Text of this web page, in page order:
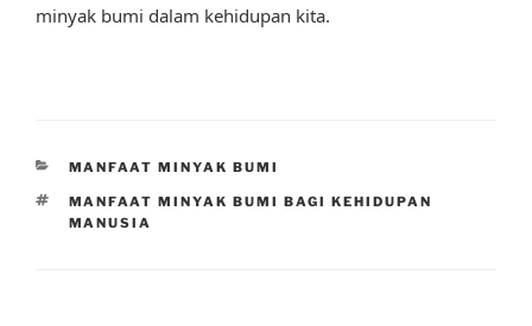
minyak bumi dalam kehidupan kita.
CATEGORIES
MANFAAT MINYAK BUMI
TAGS
MANFAAT MINYAK BUMI BAGI KEHIDUPAN
MANUSIA